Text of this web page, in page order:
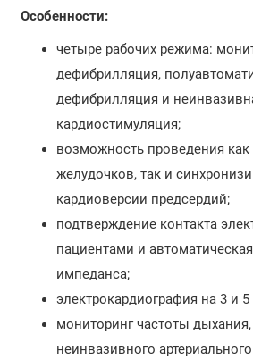
Особенности:
четыре рабочих режима:
дефибрилляция,
дефибрилляция и
кардиостимуляция;
возможность проведения
желудочков, так и
кардиоверсии предсердий;
подтверждение контакта
пациентами и
импеданса;
электрокардиография на 3 и
мониторинг частоты дыхания,
неинвазивного